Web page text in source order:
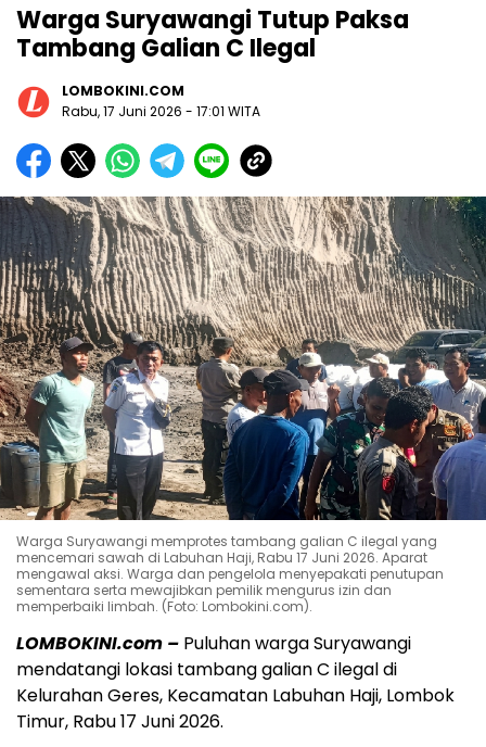
Warga Suryawangi Tutup Paksa
Tambang Galian C Ilegal
LOMBOKINI.COM
Rabu, 17 Juni 2026 - 17:01 WITA
Warga Suryawangi memprotes tambang galian C ilegal yang
mencemari sawah di Labuhan Haji, Rabu 17 Juni 2026. Aparat
mengawal aksi. Warga dan pengelola menyepakati penutupan
sementara serta mewajibkan pemilik mengurus izin dan
memperbaiki limbah. (Foto: Lombokini.com).
LOMBOKINI.com – Puluhan warga Suryawangi
mendatangi lokasi tambang galian C ilegal di
Kelurahan Geres, Kecamatan Labuhan Haji, Lombok
Timur, Rabu 17 Juni 2026.